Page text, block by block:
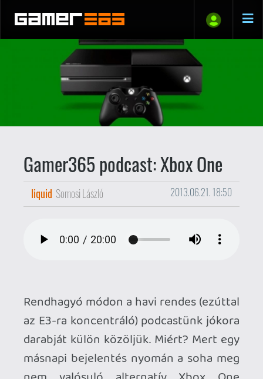
Gamer365 podcast: Xbox One
az E3-ra koncentráló) podcastünk jókora
jövőről való elmélkedéssé változott.
Vagyis: akkor még nem tudtuk, hogy a
Microsoft másnap visszatáncol az eredeti
tervektől, és kukázza a DRM-szigor
leginkább kifogásolt elemeit
(használtjáték-korlátozás + kötelező napi